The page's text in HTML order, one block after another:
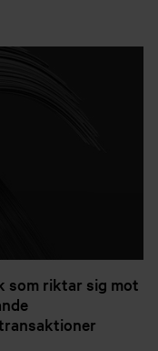
som riktar sig mot